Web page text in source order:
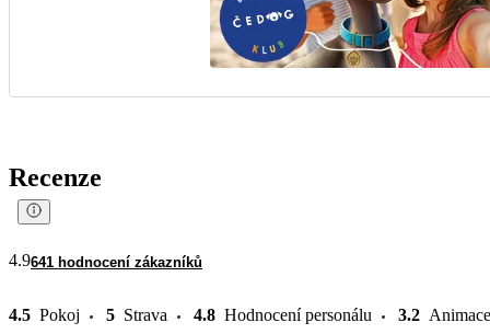
Recenze
4.9641 hodnocení zákazníků
4.5 Pokoj 5 Strava 4.8 Hodnocení personálu 3.2 Animace